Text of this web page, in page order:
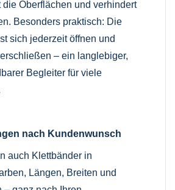
die Oberflächen und verhindert
Besonders praktisch: Die
sich jederzeit öffnen und
– ein langlebiger,
Begleiter für viele
nach Kundenwunsch
auch Klettbänder in
Längen, Breiten und